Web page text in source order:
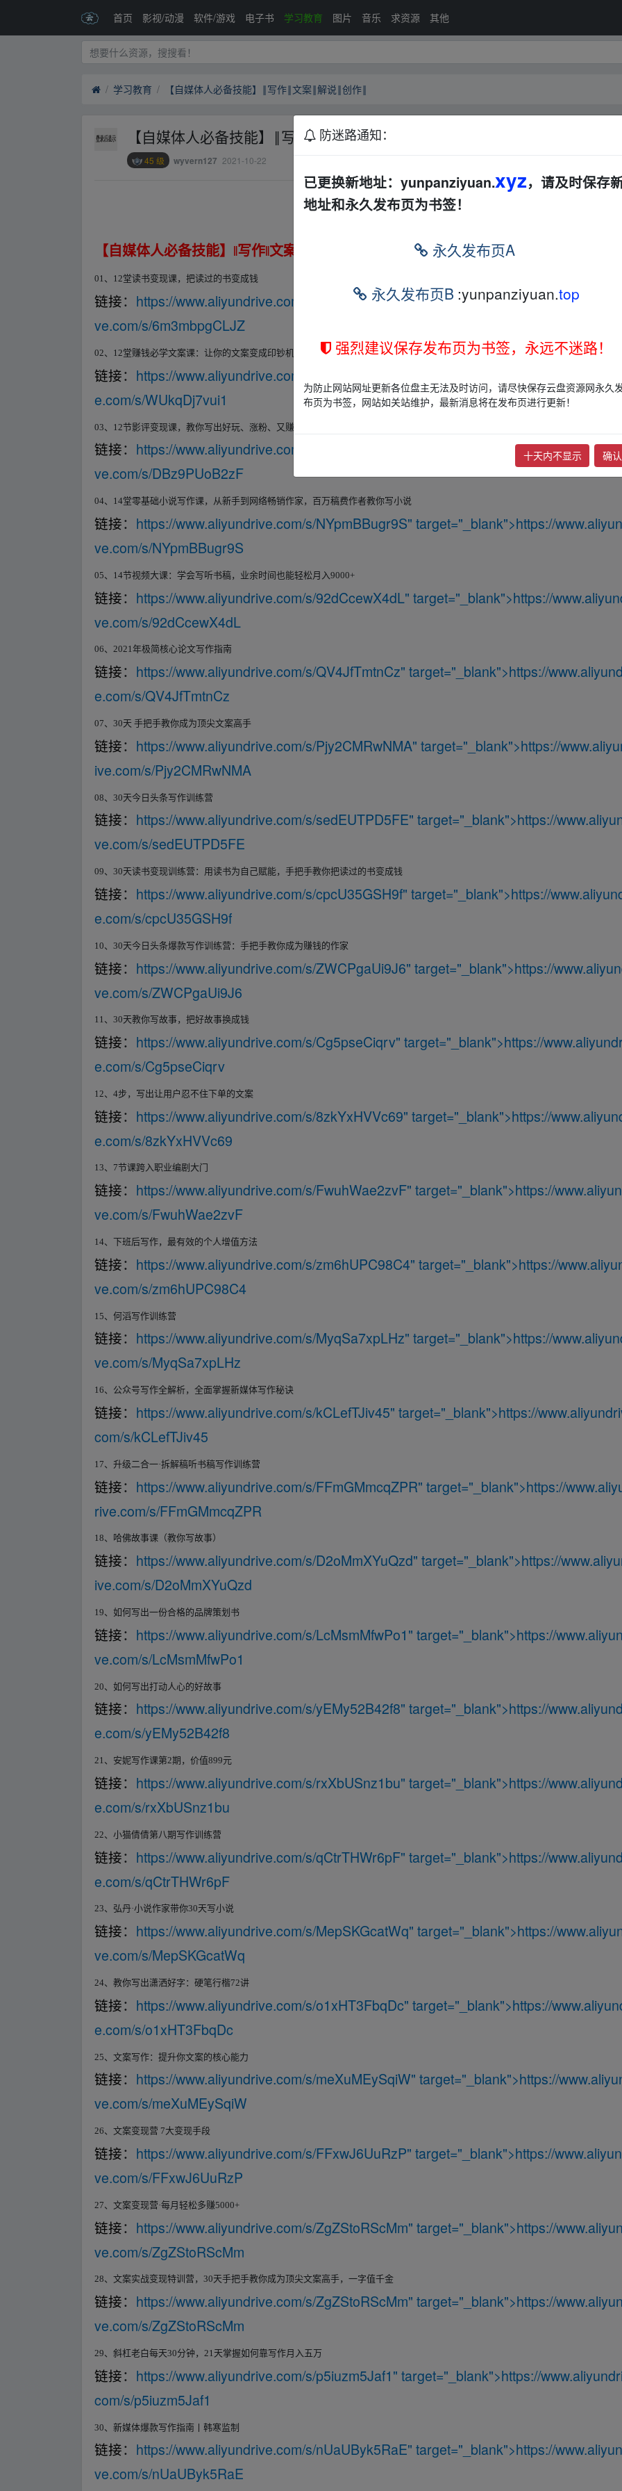
首页 影视/动漫 软件/游戏 电子书 学习教育 图片 音乐 求资源 其他
学习教育 【自媒体人必备技能】‖写作‖文案‖解说‖创作‖
【自媒体人必备技能】‖写作‖文案‖解说‖创作‖
45 级 wyvern127 2021-10-22
【自媒体人必备技能】 ‖写作‖文案‖解说‖创作‖ ▂fr▂om w▂ww.y▪un▂pan zi、yu▂an.xy z
01、 12堂读书变现课，把读过的书变成钱
链接： https://www.aliyundrive.com/s/6m3mbpgCLJZ" target="_blank">https://
ve.com/s/6m3mbpgCLJZ▂fr▂om w▂ww.y▪un▂pan zi、yu▂an.xy z
02、 12堂赚钱必学文案课：让你的文案变成印钞机
链接： https://www.aliyundrive.com/s/WUkqDj7vui1
e.com/s/WUkqDj7vui1
03、 12节影评变现课，教你写出好玩、涨粉、又赚钱的影评
链接： https://www.aliyundrive.com/s/DBz9PUoB2zF " target="_blank">https://
ve.com/s/DBz9PUoB2zF
04、 14堂零基础小说写作课，从新手到网络畅销作家，百万稿费作者教你写小说
链接： https://www.aliyundrive.com/s/NYpmBBugr9S" target="_blank">https://
ve.com/s/NYpmBBugr9S
05、 14节视频大课：学会写听书稿，业余时间也能轻松月入9000+
链接： https://www.aliyundrive.com/s/92dCcewX4dL" target="_blank">https://
ve.com/s/92dCcewX4dL
06、 2021年极简核心论文写作指南
链接： https://www.aliyundrive.com/s/QV4JfTmtnCz" target="_blank">https://
e.com/s/QV4JfTmtnCz
07、 30天 手把手教你成为顶尖文案高手
链接： https://www.aliyundrive.com/s/Pjy2CMRwNMA" target="_blank">https://
ive.com/s/Pjy2CMRwNMA
08、 30天今日头条写作训练营
链接： https://www.aliyundrive.com/s/sedEUTPD5FE" target="_blank">https://
ve.com/s/sedEUTPD5FE
09、 30天读书变现训练营：用读书为自己赋能，手把手教你把读过的书变成钱
链接： https://www.aliyundrive.com/s/cpcU35GSH9f" target="_blank">https://
e.com/s/cpcU35GSH9f
10、 30天今日头条爆款写作训练营：手把手教你成为赚钱的作家
链接： https://www.aliyundrive.com/s/ZWCPgaUi9J6" target="_blank">https://
ve.com/s/ZWCPgaUi9J6
11、 30天教你写故事，把好故事换成钱
链接： https://www.aliyundrive.com/s/Cg5pseCiqrv" target="_blank">https://
e.com/s/Cg5pseCiqrv
12、 4步，写出让用户忍不住下单的文案
链接： https://www.aliyundrive.com/s/8zkYxHVVc69" target="_blank">https://
e.com/s/8zkYxHVVc69
13、 7节课跨入职业编剧大门
链接： https://www.aliyundrive.com/s/FwuhWae2zvF" target="_blank">https://
ve.com/s/FwuhWae2zvF
14、下班后写作，最有效的个人增值方法
链接： https://www.aliyundrive.com/s/zm6hUPC98C4" target="_blank">https://
ve.com/s/zm6hUPC98C4
15、何滔写作训练营
链接： https://www.aliyundrive.com/s/MyqSa7xpLHz" target="_blank">https://
ve.com/s/MyqSa7xpLHz
16、公众号写作全解析，全面掌握新媒体写作秘诀
链接： https://www.aliyundrive.com/s/kCLefTJiv45" target="_blank">https://
com/s/kCLefTJiv45
17、升级二合一·拆解稿听书稿写作训练营
链接： https://www.aliyundrive.com/s/FFmGMmcqZPR" target="_blank">https://
rive.com/s/FFmGMmcqZPR
18、哈佛故事课（教你写故事）
链接： https://www.aliyundrive.com/s/D2oMmXYuQzd" target="_blank">https://
ive.com/s/D2oMmXYuQzd
19、如何写出一份合格的品牌策划书
链接： https://www.aliyundrive.com/s/LcMsmMfwPo1" target="_blank">https://
ve.com/s/LcMsmMfwPo1
20、如何写出打动人心的好故事
链接： https://www.aliyundrive.com/s/yEMy52B42f8" target="_blank">https://
e.com/s/yEMy52B42f8
21、安妮写作课第2期，价值899元
链接： https://www.aliyundrive.com/s/rxXbUSnz1bu" target="_blank">https://
e.com/s/rxXbUSnz1bu
22、小猫倩倩第八期写作训练营
链接： https://www.aliyundrive.com/s/qCtrTHWr6pF" target="_blank">https://
e.com/s/qCtrTHWr6pF
23、弘丹·小说作家带你30天写小说
链接： https://www.aliyundrive.com/s/MepSKGcatWq" target="_blank">https://
ve.com/s/MepSKGcatWq
24、教你写出潇洒好字：硬笔行楷72讲
链接： https://www.aliyundrive.com/s/o1xHT3FbqDc" target="_blank">https://
e.com/s/o1xHT3FbqDc
25、文案写作：提升你文案的核心能力
链接： https://www.aliyundrive.com/s/meXuMEySqiW" target="_blank">https://
ve.com/s/meXuMEySqiW
26、文案变现营 7大变现手段
链接： https://www.aliyundrive.com/s/FFxwJ6UuRzP" target="_blank">https://
ve.com/s/FFxwJ6UuRzP
27、文案变现营·每月轻松多赚5000+
链接： https://www.aliyundrive.com/s/ZgZStoRScMm" target="_blank">https://
ve.com/s/ZgZStoRScMm
28、文案实战变现特训营， 30天手把手教你成为顶尖文案高手，一字值千金
链接： https://www.aliyundrive.com/s/ZgZStoRScMm" target="_blank">https://
ve.com/s/ZgZStoRScMm
29、斜杠老白每天30分钟， 21 天掌握如何靠写作月入五万
链接： https://www.aliyundrive.com/s/p5iuzm5Jaf1" target="_blank">https://
com/s/p5iuzm5Jaf1
30、新媒体爆款写作指南丨韩寒监制
链接： https://www.aliyundrive.com/s/nUaUByk5RaE" target="_blank">https://
ve.com/s/nUaUByk5RaE
防迷路通知：
已更换新地址：yunpanziyuan.xyz，请及时保存
地址和永久发布页为书签！
永久发布页A
永久发布页B :yunpanziyuan.top
强烈建议保存发布页为书签，永远不迷路！
为防止网站网址更新各位盘主无法及时访问，请尽快保存云盘资源网永久
布页为书签，网站如关站维护，最新消息将在发布页进行更新！
十天内不显示 确认